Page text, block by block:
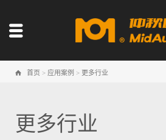
首页 > 应用案例 > 更多行业
更多行业